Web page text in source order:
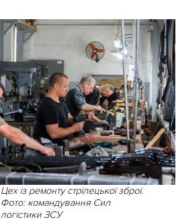
Цех із ремонту стрілецької зброї.
Фото: командування Сил
логістики ЗСУ